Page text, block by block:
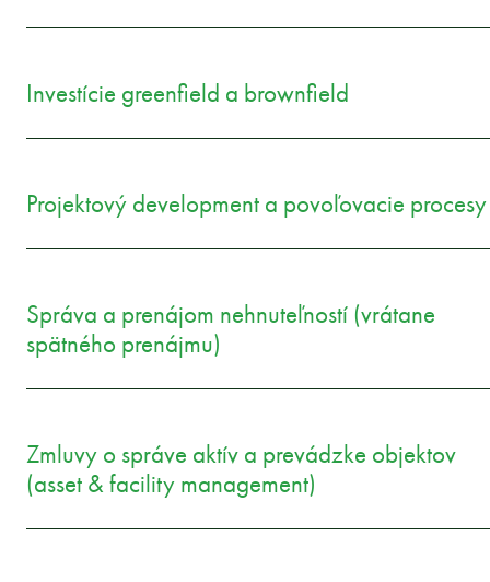
Investície greenfield a brownfield
Projektový development a povoľovacie procesy
Správa a prenájom nehnuteľností (vrátane
spätného prenájmu)
Zmluvy o správe aktív a prevádzke objektov
(asset & facility management)